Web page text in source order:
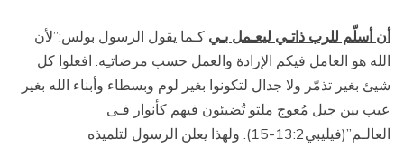
أن أسلّم للرب ذاتـي ليعـمل بـي كـما يقول الرسول بولس:”لأن
الله هو العامل فيكم الإرادة والعمل حسب مرضاتـِه. افعلوا كل
شيئ بغير تذمّر ولا جدال لتكونوا بغير لوم وبسطاء وأبناء الله بغير
عيب بين جيل مُعوج ملتو تُضيئون فيهم كأنوار فـى
العالـم”(فيليبي13:2-15). ولهذا يعلن الرسول لتلميذه